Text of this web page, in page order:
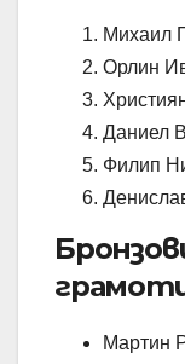
Михаил
Орлин
Даниел
Филип
Мартин